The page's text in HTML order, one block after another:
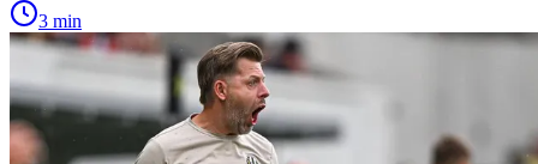
3 min